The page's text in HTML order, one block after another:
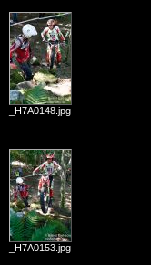
_H7A0148.jpg
_H7A0153.jpg